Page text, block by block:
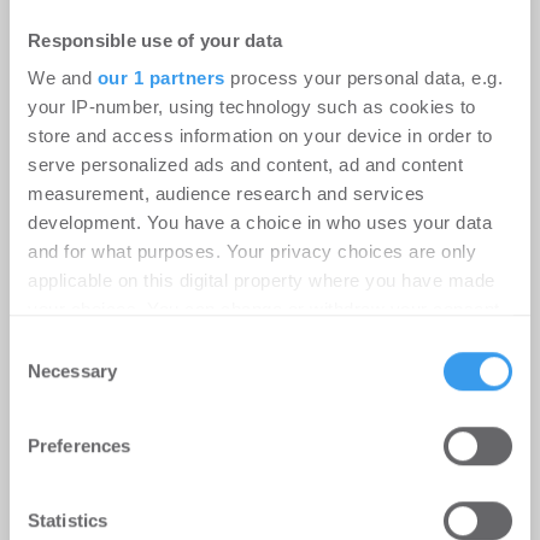
Responsible use of your data
We and our 1 partners process your personal data, e.g.
your IP-number, using technology such as cookies to
store and access information on your device in order to
serve personalized ads and content, ad and content
measurement, audience research and services
development. You have a choice in who uses your data
and for what purposes. Your privacy choices are only
applicable on this digital property where you have made
the Privacy trigger icon.
Find out more about how your personal data is processed
and set your preferences in the
We use cookies to personalise content and ads, to
Selection
Necessary
Preferences
Statistics
Erster Spatenstich für neuen
Login für den ganzen Artikel Wenn noch nicht
kostenlosen Account, um auf die neusten ...